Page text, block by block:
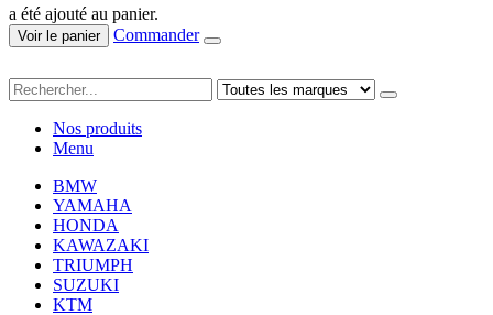
a été ajouté au panier.
Voir le panier Commander
Nos produits
Menu
BMW
YAMAHA
HONDA
KAWAZAKI
TRIUMPH
SUZUKI
KTM